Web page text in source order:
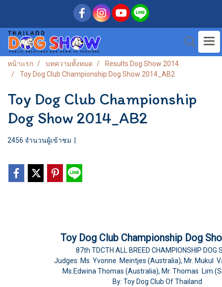
หน้าแรก บทความทั้งหมด
Results Dog Show 2014
Toy Dog Club Championship Dog Show 2014_AB2
Toy Dog Club Championship
Dog Show 2014_AB2
2456 จำนวนผู้เข้าชม
Toy Dog Club Championship Dog
87th TDCTH ALL BREED CHAMPIONSHIP DOG
Judges: Ms. Yvonne Meintjes (Australia), Mr.
Ms.Edwina Thomas (Australia), Mr. Thomas Lim
By: Toy Dog Club Of Thailand